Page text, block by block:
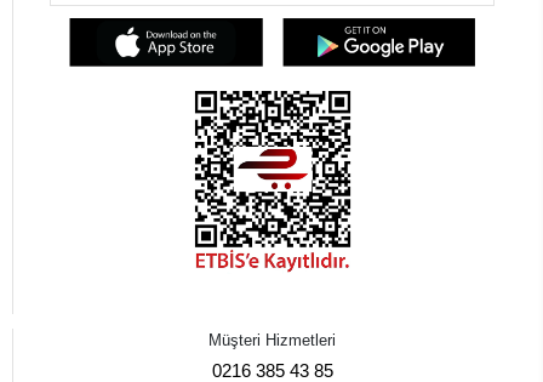
Müşteri Hizmetleri
0216 385 43 85